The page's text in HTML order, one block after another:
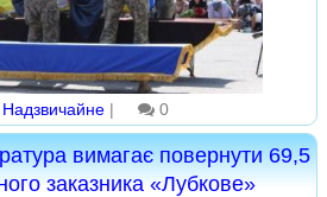
Надзвичайне | 0
вимагає повернути 69,5
заказника «Лубкове»